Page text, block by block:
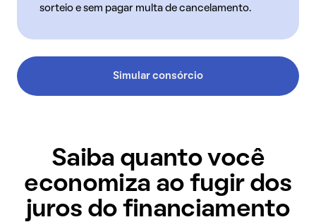
sorteio e sem pagar multa de cancelamento.
Simular consórcio
Saiba quanto você
economiza ao fugir dos
juros do financiamento